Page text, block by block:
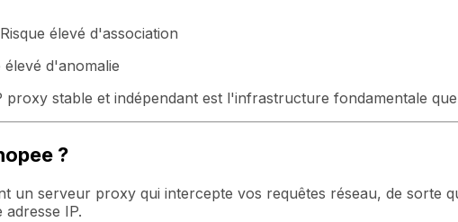
élevé d'association
d'anomalie
stable et indépendant est l'infrastructure fondamentale
?
un serveur proxy qui intercepte vos requêtes réseau, de sorte
IP.